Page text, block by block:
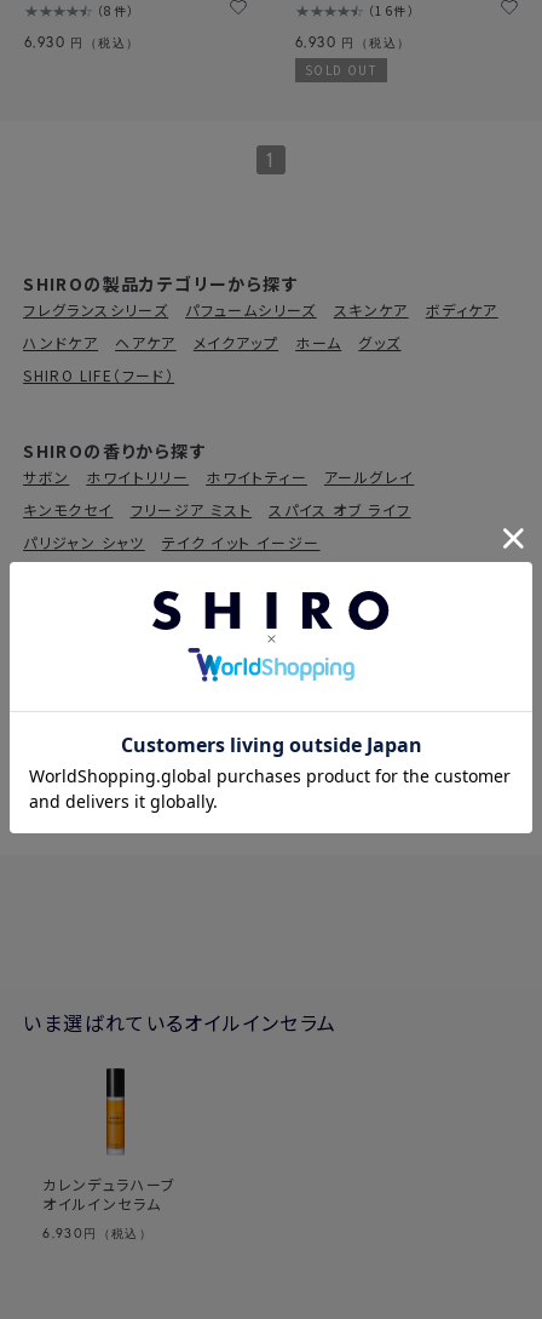
8件
6,930 円（税込）
16件
6,930 円（税込）
SOLD OUT
1
SHIROの製品カテゴリーから探す
フレグランスシリーズ パフュームシリーズ スキンケア
ボディケア
ハンドケア
ヘアケア メイクアップ ホーム
グッズ
SHIRO LIFE（フード）
SHIROの香りから探す
サボン ホワイトリリー ホワイトティー
アールグレイ
キンモクセイ
フリージア ミスト
スパイス オブ ライフ
パリジャン シャツ
テイク イット イージー
パリジェンヌ フェイヴァリット
マーベラス スター
ピオニー ブリス
ビー ライク ユー
チェリッシュ マイ ラブ
リビング マイ ストーリー
いま選ばれているオイルインセラム
カレンデュラハーブ
オイルインセラム
6,930 円（税込）